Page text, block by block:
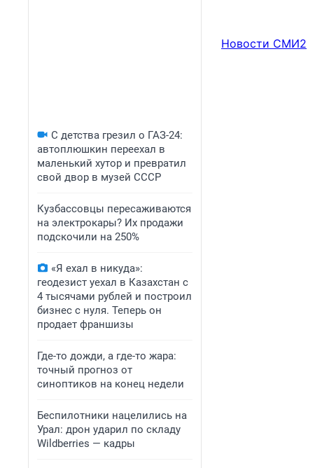
С детства грезил о ГАЗ-24:
автоплюшкин переехал в
маленький хутор и превратил
свой двор в музей СССР
Кузбассовцы пересаживаются
на электрокары? Их продажи
подскочили на 250%
«Я ехал в никуда»:
геодезист уехал в Казахстан с
4 тысячами рублей и построил
бизнес с нуля. Теперь он
продает франшизы
Где-то дожди, а где-то жара:
точный прогноз от
синоптиков на конец недели
Беспилотники нацелились на
Урал: дрон ударил по складу
Wildberries — кадры
Новости СМИ2